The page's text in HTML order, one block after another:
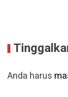
Anda harus